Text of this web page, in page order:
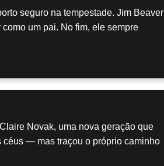
seguro na tempestade. Jim Beaver
um pai. No fim, ele sempre
Novak, uma nova geração que
céus — mas traçou o próprio caminho